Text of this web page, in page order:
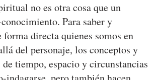
no es otra cosa que un
Para saber y
directa quienes somos en
del personaje, los conceptos y
tiempo, espacio y circunstancias